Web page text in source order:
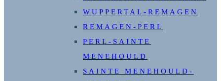
WUPPERTAL-REMAGEN
REMAGEN-PERL
PERL-SAINTE
MENEHOULD
SAINTE MENEHOULD-